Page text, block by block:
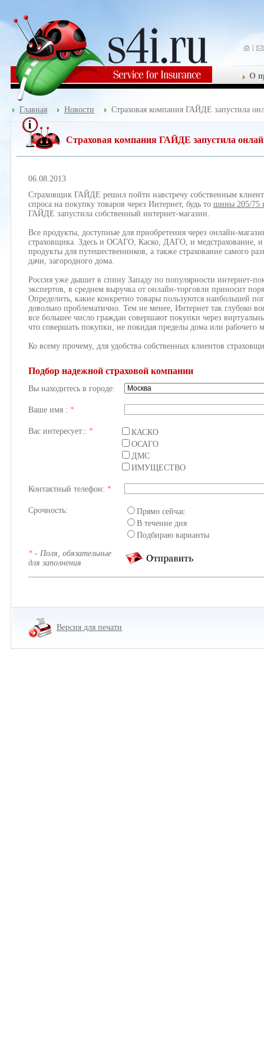
О
Главная Новости Страховая компания ГАЙДЕ запустила
Страховая компания ГАЙДЕ запустила
06.08.2013
Страховщик ГАЙДЕ решил пойти навстречу собственным
спроса на покупку товаров через Интернет, будь то шины 205/75
ГАЙДЕ запустила собственный интернет-магазин.
Все продукты, доступные для приобретения через онлайн-
страховщика. Здесь и ОСАГО, Каско, ДАГО, и медстрахование, и
продукты для путешественников, а также страхование самого
дачи, загородного дома.
Россия уже дышит в спину Западу по популярности интернет-
экспертов, в среднем выручка от онлайн-торговли приносит
Определить, какие конкретно товары пользуются наибольшей
довольно проблематично. Тем не менее, Интернет так глубоко
все большее число граждан совершают покупки через
что совершать покупки, не покидая пределы дома или рабочего
Ко всему прочему, для удобства собственных клиентов
Подбор надежной страховой компании
Вы находитесь в городе:
Ваше имя : *
Вас интересует:: *
КАСКО
ОСАГО
ДМС
ИМУЩЕСТВО
Контактный телефон: *
Срочность:
Прямо сейчас
В течение дня
Подбираю варианты
* - Поля, обязательные
для заполнения
Версия для печати